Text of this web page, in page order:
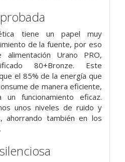
tiene un papel muy
de la fuente, por eso
Urano PRO,
80+Bronze. Este
el 85% de la energía que
de manera eficiente,
funcionamiento eficaz.
unos niveles de ruido y
ahorrando también en los